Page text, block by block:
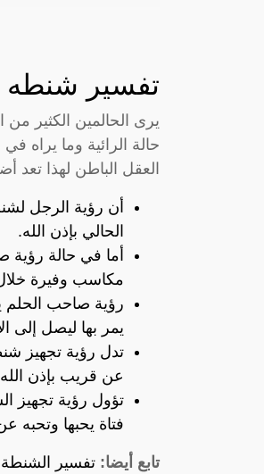
تفسير شنطه
يرى الحالمين الكثير
حالة الرائية وما يراه
العقل الباطن لهذا تعد
أن رؤية الرجل
الحالي بإذن الله.
أما في حالة رؤية
مكاسب وفيرة خلال
رؤية صاحب الحلم
يمر بها ليصل إلى
تدل رؤية تجهيز
عن قريب بإذن
تؤول رؤية تجهيز
فتاة يحبها وتحبه
تابع أيضا: تفسير